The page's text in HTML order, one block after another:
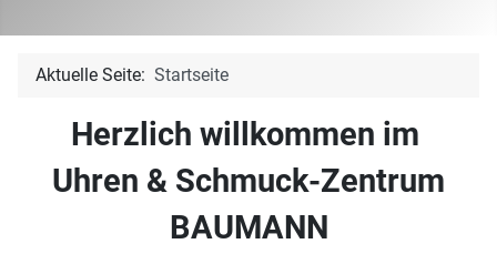
Aktuelle Seite: Startseite
Herzlich willkommen im
Uhren & Schmuck-Zentrum
BAUMANN